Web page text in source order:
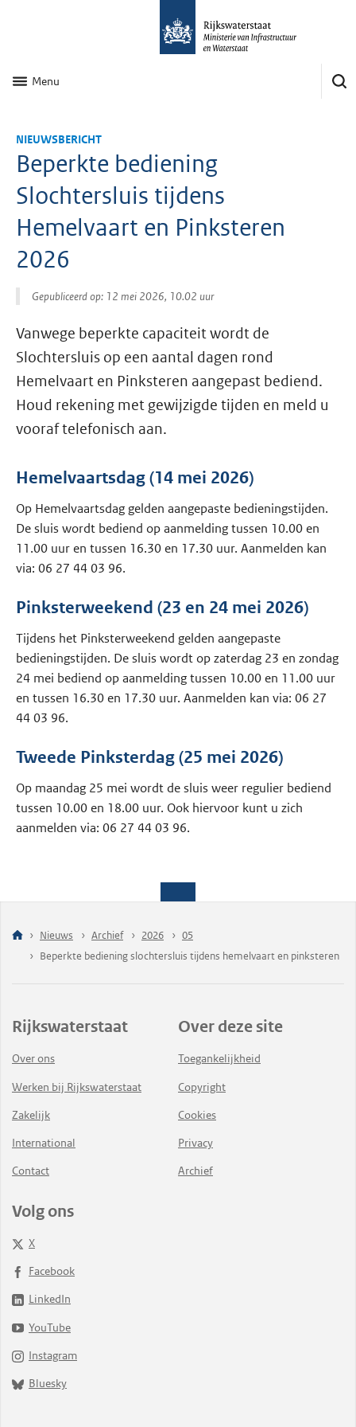
Menu
NIEUWSBERICHT
Beperkte bediening
Slochtersluis tijdens
Hemelvaart en Pinksteren
2026
Gepubliceerd op: 12 mei 2026, 10.02 uur
Vanwege beperkte capaciteit wordt de
Slochtersluis op een aantal dagen rond
Hemelvaart en Pinksteren aangepast bediend.
Houd rekening met gewijzigde tijden en meld u
vooraf telefonisch aan.
Hemelvaartsdag (14 mei 2026)
Op Hemelvaartsdag gelden aangepaste bedieningstijden.
De sluis wordt bediend op aanmelding tussen 10.00 en
11.00 uur en tussen 16.30 en 17.30 uur. Aanmelden kan
via: 06 27 44 03 96.
Pinksterweekend (23 en 24 mei 2026)
Tijdens het Pinksterweekend gelden aangepaste
bedieningstijden. De sluis wordt op zaterdag 23 en zondag
24 mei bediend op aanmelding tussen 10.00 en 11.00 uur
en tussen 16.30 en 17.30 uur. Aanmelden kan via: 06 27
44 03 96.
Tweede Pinksterdag (25 mei 2026)
Op maandag 25 mei wordt de sluis weer regulier bediend
tussen 10.00 en 18.00 uur. Ook hiervoor kunt u zich
aanmelden via: 06 27 44 03 96.
Nieuws Archief 2026
05
Beperkte bediening slochtersluis tijdens hemelvaart en pinksteren
Rijkswaterstaat
Over ons
Werken bij Rijkswaterstaat
Zakelijk
International
Contact
Over deze site
Toegankelijkheid
Copyright
Cookies
Privacy
Archief
Volg ons
X
Facebook
LinkedIn
YouTube
Instagram
Bluesky